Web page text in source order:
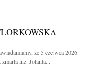
że 5 czerwca 2026
inż. Jolanta...